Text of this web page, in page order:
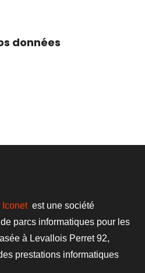
données
Iconet est une société
parcs informatiques pour les
à Levallois Perret 92,
prestations informatiques